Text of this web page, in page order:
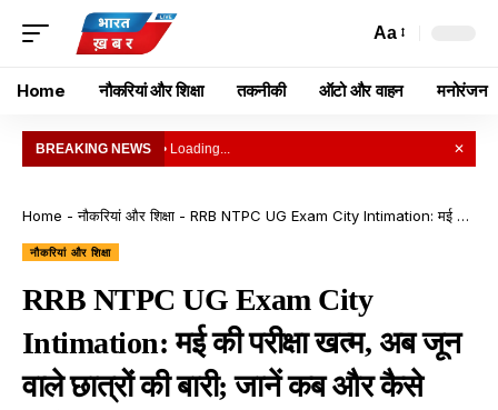
Aa
Home नौकरियां और शिक्षा तकनीकी ऑटो और वाहन मनोरंजन
BREAKING NEWS • Loading... ✕
Home -नौकरियां और शिक्षा - RRB NTPC UG Exam City Intimation: मई की परीक्षा खत्म, अब जून वाले छात्रों की बारी; जानें कब और कैसे दिखेगी आपकी एग्जाम सिटी स्लिप
नौकरियां और शिक्षा
RRB NTPC UG Exam City
Intimation: मई की परीक्षा खत्म, अब जून
वाले छात्रों की बारी; जानें कब और कैसे